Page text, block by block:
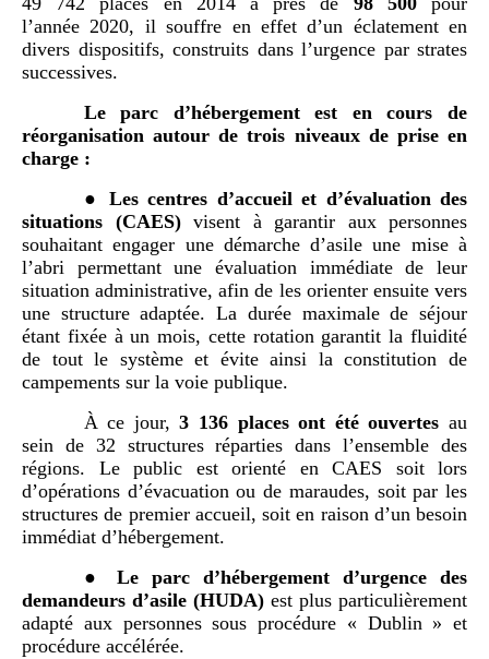
l’année 2020, il souffre en effet d’un éclatement en
divers dispositifs, construits dans l’urgence par strates
successives.
Le parc d’hébergementest en cours de
réorganisationautour de trois niveaux de prise en
charge :
● Les centres d’accueil et d’évaluation des
situations (CAES)visent à garantir aux personnes
souhaitant engager une démarche d’asile une mise à
l’abri permettant une évaluation immédiate de leur
situation administrative, afin de les orienter ensuite vers
une structure adaptée. La durée maximale de séjour
étant fixée à un mois, cette rotation garantit la fluidité
de tout le système et évite ainsi la constitution de
campements sur la voie publique.
À ce jour,3 136 placesont été ouvertes au
sein de 32 structures réparties dans l’ensemble des
régions. Le public est orienté en CAES soit lors
d’opérations d’évacuation ou de maraudes, soit par les
structures de premier accueil, soit en raison d’un besoin
immédiat d’hébergement.
●
Leparc d’hébergement d’urgence des
demandeurs d’asile (HUDA) est plus particulièrement
adapté aux personnes sous procédure « Dublin » et
procédure accélérée.